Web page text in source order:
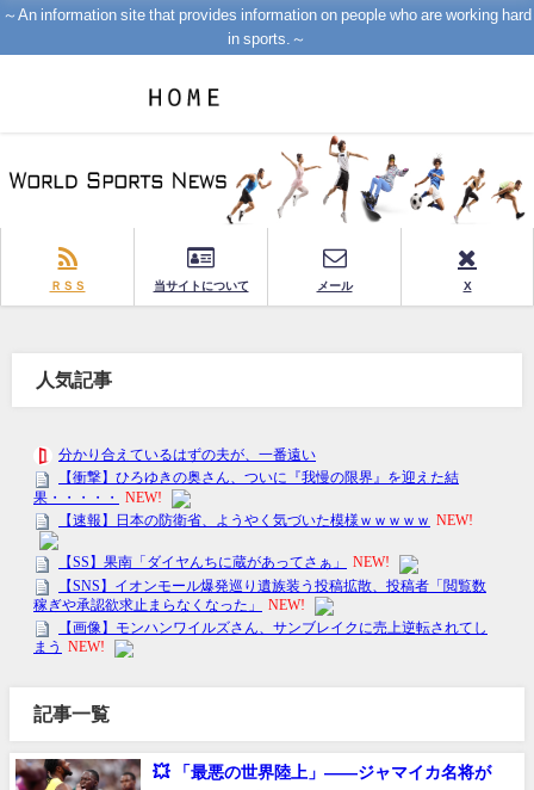
～An information site that provides information on people who are working hard
in sports.～
ＲＳＳ 当サイトについて メール X
人気記事
記事一覧
💥 「最悪の世界陸上」――ジャマイカ名将が